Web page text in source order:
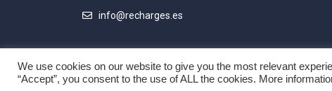
info@recharges.es
We use cookies on our website to give you the most relevant
“Accept”, you consent to the use of ALL the cookies. More